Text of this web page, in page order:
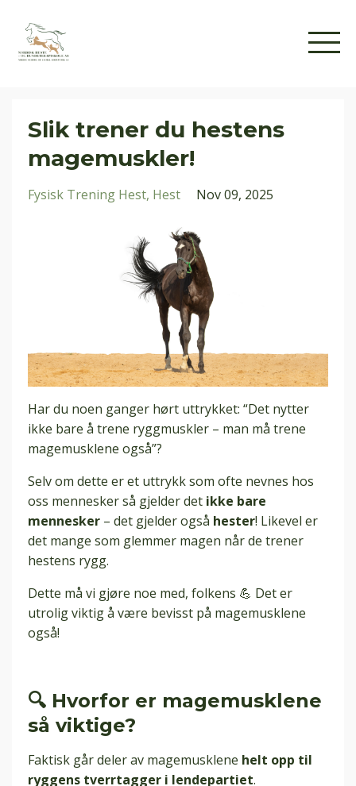
Slik trener du hestens
magemuskler!
Fysisk Trening Hest Hest Nov 09, 2025
Har du noen ganger hørt uttrykket: “Det nytter
ikke bare å trene ryggmuskler – man må trene
magemusklene også”?
Selv om dette er et uttrykk som ofte nevnes hos
oss mennesker så gjelder det ikke bare
mennesker – det gjelder også hester! Likevel er
det mange som glemmer magen når de trener
hestens rygg.
Dette må vi gjøre noe med, folkens 💪 Det er
utrolig viktig å være bevisst på magemusklene
også!
🔍 Hvorfor er magemusklene
så viktige?
Faktisk går deler av magemusklene helt opp til
ryggens tverrtagger i lendepartiet.